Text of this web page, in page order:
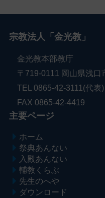
宗教法人「金光教」
金光教本部教庁
〒719-0111 岡山県浅口
TEL 0865-42-3111(代表)
FAX 0865-42-4419
主要ページ
ホーム
祭典あんない
入殿あんない
輔教くらぶ
先生のへや
ダウンロード